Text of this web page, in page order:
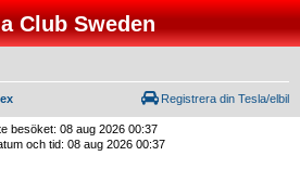
Club Sweden
Registrera din Tesla/elbil
besöket: 08 aug 2026 00:37
och tid: 08 aug 2026 00:37